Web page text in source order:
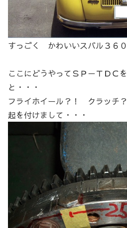
すっごく かわいいスバル３６
ここにどうやってＳＰ－ＴＤＣ
と・・・
フライホイール？！ クラッチ
起を付けまして・・・